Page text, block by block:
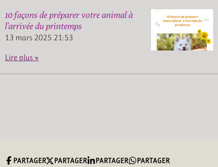
10 façons de préparer votre animal à
l'arrivée du printemps
13 mars 2025 21:53
Lire plus »
PARTAGER PARTAGER PARTAGER PARTAGER